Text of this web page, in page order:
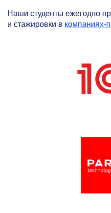
Наши студенты ежегодно
и стажировки в компаниях-